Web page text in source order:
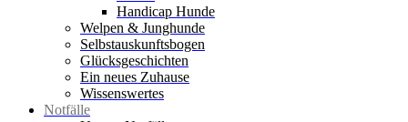
Handicap Hunde
Welpen & Junghunde
Selbstauskunftsbogen
Glücksgeschichten
Ein neues Zuhause
Wissenswertes
Notfälle